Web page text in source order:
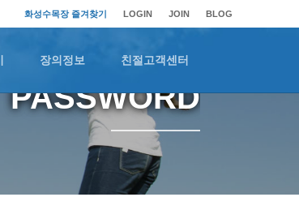
BLOG
JOIN
LOGIN
화성수목장 즐겨찾기
장의정보 친절고객센터
PASSWORD